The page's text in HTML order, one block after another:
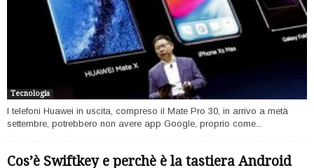
Tecnologia
I telefoni Huawei in uscita, compreso il Mate Pro 30, in arrivo a metà
settembre, potrebbero non avere app Google, proprio come...
Cos’è Swiftkey e perchè è la tastiera Android